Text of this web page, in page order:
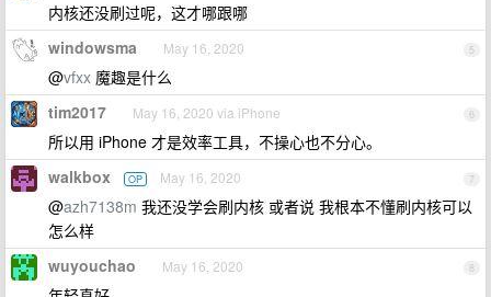
内核还没刷过呢，这才哪跟哪
5
windowsma May 16, 2020
@vfxx 魔趣是什么
6
tim2017 May 16, 2020 via iPhone
所以用 iPhone 才是效率工具，不操心也不分心。
7
walkbox OP May 16, 2020
@azh7138m 我还没学会刷内核 或者说 我根本不懂刷内核可以
怎么样
8
wuyouchao May 16, 2020